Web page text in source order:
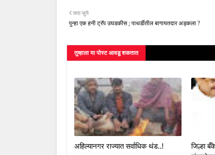
जरा जुने
पुन्हा एक हनी ट्रॅप उघडकीस ; पाथर्डीतील बागायतदार अड्कला ?
तुम्‍हाला या पोस्‍ट आवडू शकतात
अहिल्यानगर राज्यात सर्वाधिक थंड..!
जिल्हा